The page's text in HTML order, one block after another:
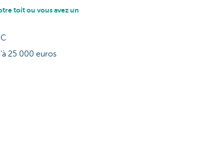
toit ou vous avez un
25 000 euros